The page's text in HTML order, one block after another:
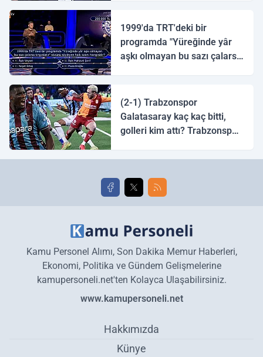
1999'da TRT'deki bir
programda "Yüreğinde yâr
aşkı olmayan bu sazı çalarsa
(2-1) Trabzonspor
Galatasaray kaç kaç bitti,
golleri kim attı? Trabzonspor
golleri!
Kamu Personel Alımı, Son Dakika Memur Haberleri,
Ekonomi, Politika ve Gündem Gelişmelerine
kamupersoneli.net'ten Kolayca Ulaşabilirsiniz.
www.kamupersoneli.net
Hakkımızda
Künye